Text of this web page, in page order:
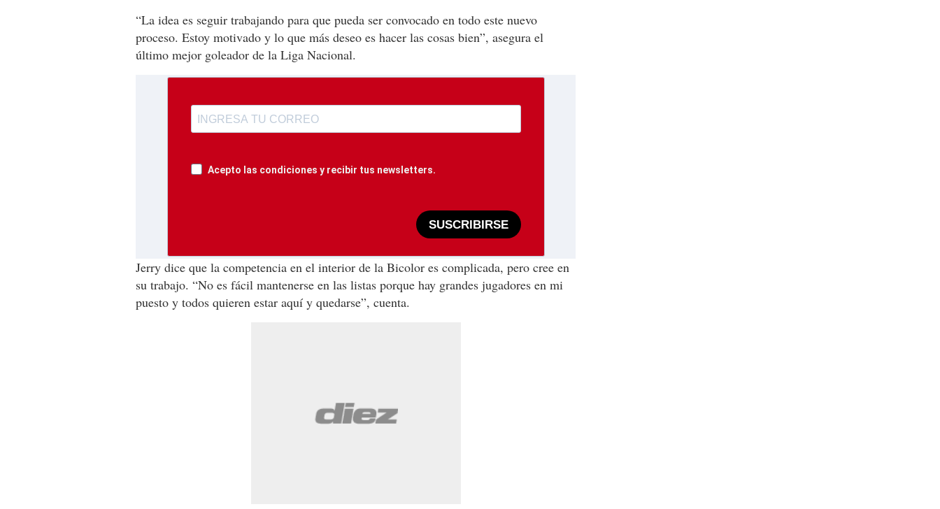
“La idea es seguir trabajando para que pueda ser convocado en todo este nuevo
proceso. Estoy motivado y lo que más deseo es hacer las cosas bien”, asegura el
último mejor goleador de la Liga Nacional.
Acepto las condiciones y recibir tus newsletters.
SUSCRIBIRSE
Jerry dice que la competencia en el interior de la Bicolor es complicada, pero cree en
su trabajo. “No es fácil mantenerse en las listas porque hay grandes jugadores en mi
puesto y todos quieren estar aquí y quedarse”, cuenta.